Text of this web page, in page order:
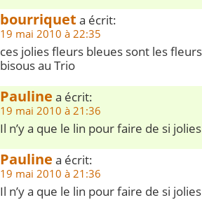
bourriquet a écrit:
19 mai 2010 à 22:35
ces jolies fleurs bleues sont les
bisous au Trio
Pauline a écrit:
19 mai 2010 à 21:36
Il n’y a que le lin pour faire de si
Pauline a écrit:
19 mai 2010 à 21:36
Il n’y a que le lin pour faire de si